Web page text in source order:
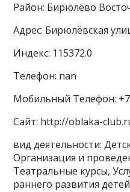
Район: Бирюлёво
Адрес: Бирюлёвская
Индекс: 115372.0
Телефон: nan
Мобильный Телефон:
Сайт: http://oblaka-
вид деятельности:
Организация и
Театральные курсы,
раннего развития детей